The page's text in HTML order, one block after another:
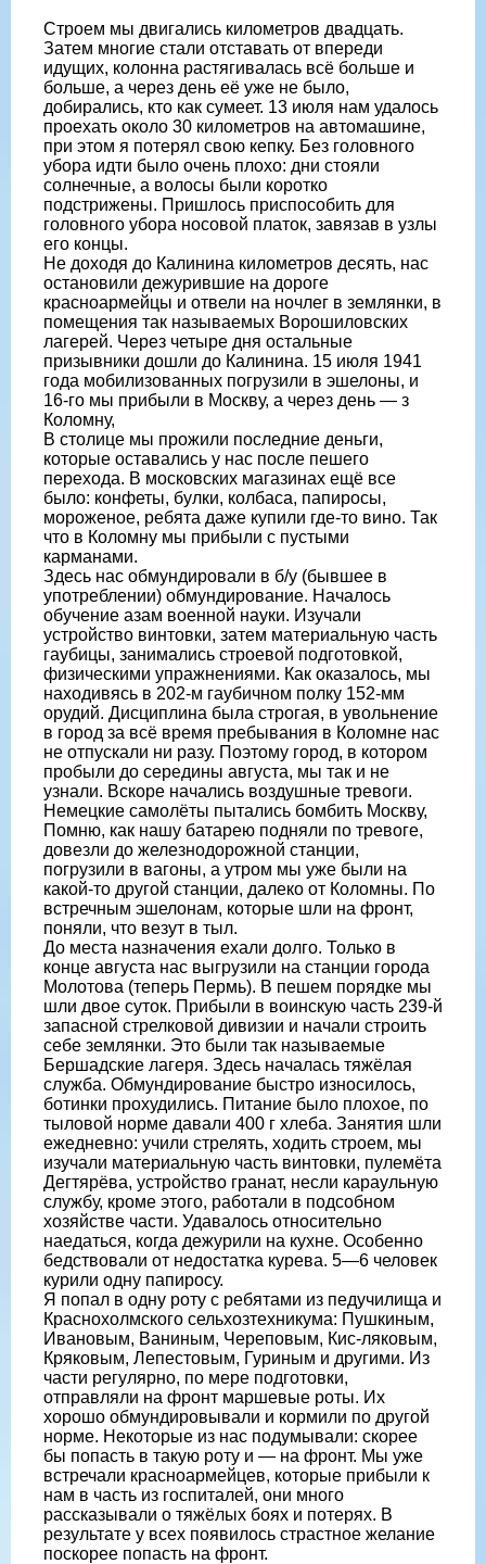
Строем мы двигались километров двадцать.
Затем многие стали отставать от впереди
идущих, колонна растягивалась всё больше и
больше, а через день её уже не было,
добирались, кто как сумеет. 13 июля нам удалось
проехать около 30 километров на автомашине,
при этом я потерял свою кепку. Без головного
убора идти было очень плохо: дни стояли
солнечные, а волосы были коротко
подстрижены. Пришлось приспособить для
головного убора носовой платок, завязав в узлы
его концы.
Не доходя до Калинина километров десять, нас
остановили дежурившие на дороге
красноармейцы и отвели на ночлег в землянки, в
помещения так называемых Ворошиловских
лагерей. Через четыре дня остальные
призывники дошли до Калинина. 15 июля 1941
года мобилизованных погрузили в эшелоны, и
16-го мы прибыли в Москву, а через день — з
Коломну,
В столице мы прожили последние деньги,
которые оставались у нас после пешего
перехода. В московских магазинах ещё все
было: конфеты, булки, колбаса, папиросы,
мороженое, ребята даже купили где-то вино. Так
что в Коломну мы прибыли с пустыми
карманами.
Здесь нас обмундировали в б/у (бывшее в
употреблении) обмундирование. Началось
обучение азам военной науки. Изучали
устройство винтовки, затем материальную часть
гаубицы, занимались строевой подготовкой,
физическими упражнениями. Как оказалось, мы
находивясь в 202-м гаубичном полку 152-мм
орудий. Дисциплина была строгая, в увольнение
в город за всё время пребывания в Коломне нас
не отпускали ни разу. Поэтому город, в котором
пробыли до середины августа, мы так и не
узнали. Вскоре начались воздушные тревоги.
Немецкие самолёты пытались бомбить Москву,
Помню, как нашу батарею подняли по тревоге,
довезли до железнодорожной станции,
погрузили в вагоны, а утром мы уже были на
какой-то другой станции, далеко от Коломны. По
встречным эшелонам, которые шли на фронт,
поняли, что везут в тыл.
До места назначения ехали долго. Только в
конце августа нас выгрузили на станции города
Молотова (теперь Пермь). В пешем порядке мы
шли двое суток. Прибыли в воинскую часть 239-й
запасной стрелковой дивизии и начали строить
себе землянки. Это были так называемые
Бершадские лагеря. Здесь началась тяжёлая
служба. Обмундирование быстро износилось,
ботинки прохудились. Питание было плохое, по
тыловой норме давали 400 г хлеба. Занятия шли
ежедневно: учили стрелять, ходить строем, мы
изучали материальную часть винтовки, пулемёта
Дегтярёва, устройство гранат, несли караульную
службу, кроме этого, работали в подсобном
хозяйстве части. Удавалось относительно
наедаться, когда дежурили на кухне. Особенно
бедствовали от недостатка курева. 5—6 человек
курили одну папиросу.
Я попал в одну роту с ребятами из педучилища и
Краснохолмского сельхозтехникума: Пушкиным,
Ивановым, Ваниным, Череповым, Кис-ляковым,
Кряковым, Лепестовым, Гуриным и другими. Из
части регулярно, по мере подготовки,
отправляли на фронт маршевые роты. Их
хорошо обмундировывали и кормили по другой
норме. Некоторые из нас подумывали: скорее
бы попасть в такую роту и — на фронт. Мы уже
встречали красноармейцев, которые прибыли к
нам в часть из госпиталей, они много
рассказывали о тяжёлых боях и потерях. В
результате у всех появилось страстное желание
поскорее попасть на фронт.